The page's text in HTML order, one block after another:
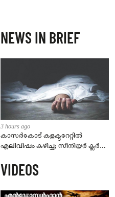
NEWS IN BRIEF
3 hours ago
കാസർകോട് കളക്ടറേറ്റിൽ
എലിവിഷം കഴിച്ച; സീനിയർ ക്ലർക്ക്
VIDEOS